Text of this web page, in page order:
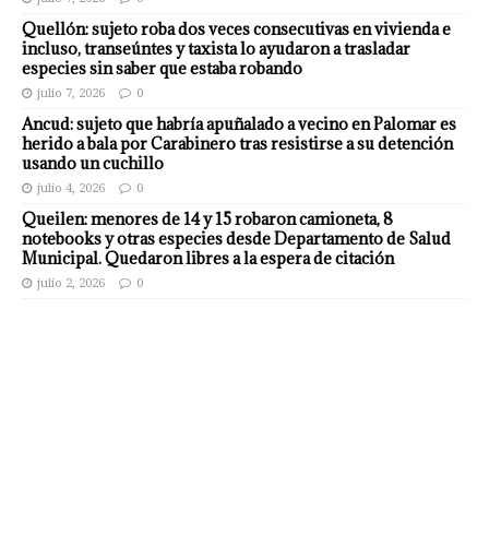
Quellón: sujeto roba dos veces consecutivas en vivienda e
incluso, transeúntes y taxista lo ayudaron a trasladar
especies sin saber que estaba robando
julio 7, 2026 0
Ancud: sujeto que habría apuñalado a vecino en Palomar es
herido a bala por Carabinero tras resistirse a su detención
usando un cuchillo
julio 4, 2026 0
Queilen: menores de 14 y 15 robaron camioneta, 8
notebooks y otras especies desde Departamento de Salud
Municipal. Quedaron libres a la espera de citación
julio 2, 2026 0